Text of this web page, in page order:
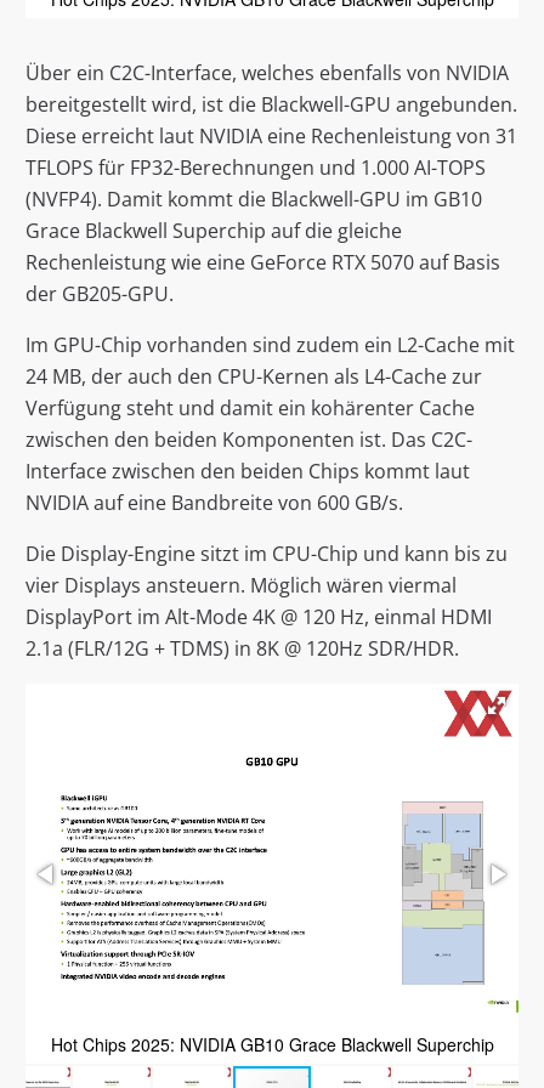
Über ein C2C-Interface, welches ebenfalls von NVIDIA
bereitgestellt wird, ist die Blackwell-GPU angebunden.
Diese erreicht laut NVIDIA eine Rechenleistung von 31
TFLOPS für FP32-Berechnungen und 1.000 AI-TOPS
(NVFP4). Damit kommt die Blackwell-GPU im GB10
Grace Blackwell Superchip auf die gleiche
Rechenleistung wie eine GeForce RTX 5070 auf Basis
der GB205-GPU.
Im GPU-Chip vorhanden sind zudem ein L2-Cache mit
24 MB, der auch den CPU-Kernen als L4-Cache zur
Verfügung steht und damit ein kohärenter Cache
zwischen den beiden Komponenten ist. Das C2C-
Interface zwischen den beiden Chips kommt laut
NVIDIA auf eine Bandbreite von 600 GB/s.
Die Display-Engine sitzt im CPU-Chip und kann bis zu
vier Displays ansteuern. Möglich wären viermal
DisplayPort im Alt-Mode 4K @ 120 Hz, einmal HDMI
2.1a (FLR/12G + TDMS) in 8K @ 120Hz SDR/HDR.
Hot Chips 2025: NVIDIA GB10 Grace Blackwell Superchip